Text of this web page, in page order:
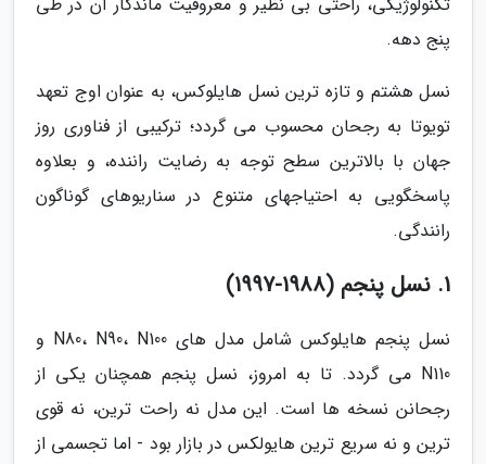
پنج دهه.
نسل هشتم و تازه ترین نسل هایلوکس، به عنوان اوج تعهد
تویوتا به رجحان محسوب می گردد؛ ترکیبی از فناوری روز
جهان با بالاترین سطح توجه به رضایت راننده، و بعلاوه
پاسخگویی به احتیاجهای متنوع در سناریوهای گوناگون
رانندگی.
1. نسل پنجم (1988-1997)
نسل پنجم هایلوکس شامل مدل های N80، N90، N100 و
N110 می گردد. تا به امروز، نسل پنجم همچنان یکی از
رجحانن نسخه ها است. این مدل نه راحت ترین، نه قوی
ترین و نه سریع ترین هایولکس در بازار بود - اما تجسمی از